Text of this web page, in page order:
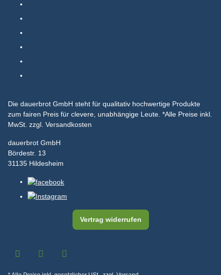
Die dauerbrot GmbH steht für qualitativ hochwertige Produkte
zum fairen Preis für clevere, unabhängige Leute. *Alle Preise inkl.
MwSt. zzgl. Versandkosten
dauerbrot GmbH
Bördestr. 13
31135 Hildesheim
Vertrag widerrufen